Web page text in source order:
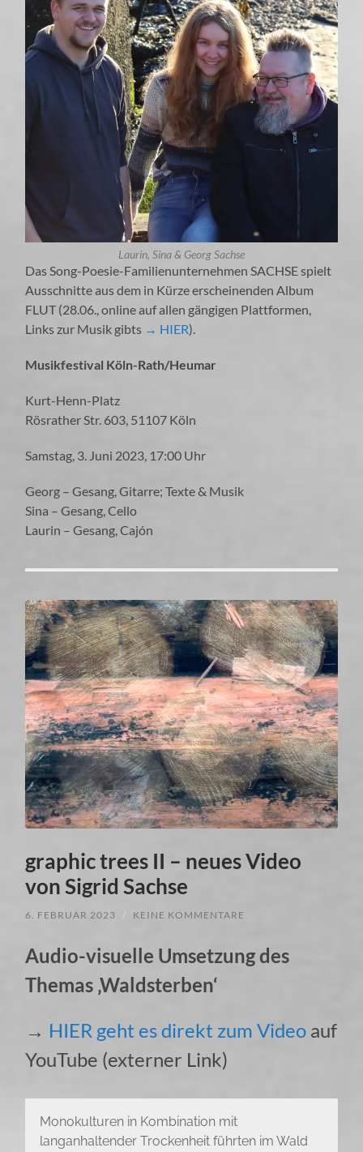
Laurin, Sina & Georg Sachse
Das Song-Poesie-Familienunternehmen SACHSE spielt
Ausschnitte aus dem in Kürze erscheinenden Album
FLUT (28.06., online auf allen gängigen Plattformen,
Links zur Musik gibts → HIER).
Musikfestival Köln-Rath/Heumar
Kurt-Henn-Platz
Rösrather Str. 603, 51107 Köln
Samstag, 3. Juni 2023, 17:00 Uhr
Georg – Gesang, Gitarre; Texte & Musik
Sina – Gesang, Cello
Laurin – Gesang, Cajón
graphic trees II – neues Video
von Sigrid Sachse
6. FEBRUAR 2023 / KEINE KOMMENTARE
Audio-visuelle Umsetzung des
Themas ‚Waldsterben‘
→ HIER geht es direkt zum Video auf
YouTube (externer Link)
Monokulturen in Kombination mit
langanhaltender Trockenheit führten im Wald